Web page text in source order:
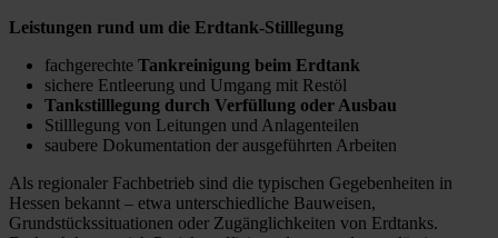
Leistungen rund um die Erdtank-Stilllegung
fachgerechte Tankreinigung beim Erdtank
sichere Entleerung und Umgang mit Restöl
Tankstilllegung durch Verfüllung oder Ausbau
Stilllegung von Leitungen und Anlagenteilen
saubere Dokumentation der ausgeführten Arbeiten
Als regionaler Fachbetrieb sind die typischen Gegebenheiten in
Hessen bekannt – etwa unterschiedliche Bauweisen,
Grundstückssituationen oder Zugänglichkeiten von Erdtanks.